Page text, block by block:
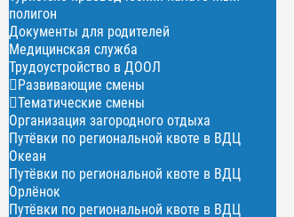
полигон
Документы для родителей
Медицинская служба
Трудоустройство в ДООЛ
Развивающие смены
Тематические смены
Организация загородного отдыха
Путёвки по региональной квоте в ВДЦ
Океан
Путёвки по региональной квоте в ВДЦ
Орлёнок
Путёвки по региональной квоте в ВДЦ